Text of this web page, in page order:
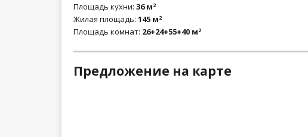
Площадь кухни: 36 м2
Жилая площадь: 145 м2
Площадь комнат: 26+24+55+40 м2
Предложение на карте